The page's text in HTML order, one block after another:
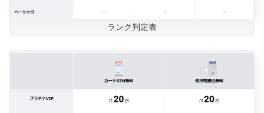
ランク判定表